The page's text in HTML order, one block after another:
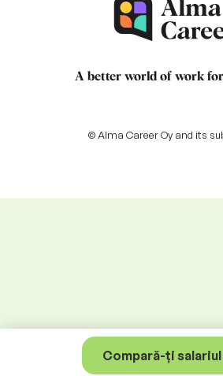
Compară-ți salariul
A better world of work for
© Alma Career Oy and its